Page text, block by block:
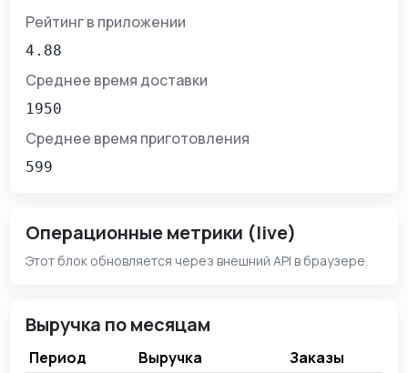
Рейтинг в приложении
4.88
Среднее время доставки
1950
Среднее время приготовления
599
Операционные метрики (live)
Этот блок обновляется через внешний API в браузере.
Выручка по месяцам
Период Выручка Заказы